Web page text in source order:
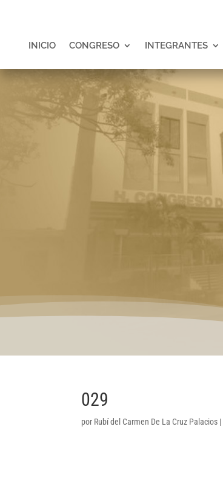
INICIO CONGRESO INTEGRANTES
029
por Rubí del Carmen De La Cruz Palacios |